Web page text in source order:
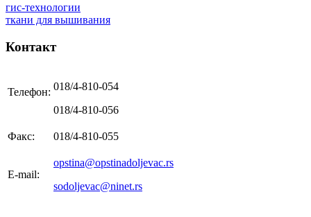
гис-технологии
ткани для вышивания
Контакт
Телефон: 018/4-810-054
018/4-810-056
Факс: 018/4-810-055
E-mail:
opstina@opstinadoljevac.rs
sodoljevac@ninet.rs